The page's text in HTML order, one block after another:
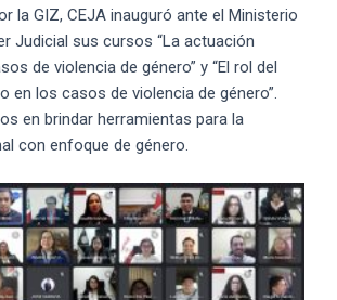
la GIZ, CEJA inauguró ante el Ministerio
Judicial sus cursos “La actuación
de violencia de género” y “El rol del
en los casos de violencia de género”.
en brindar herramientas para la
con enfoque de género.